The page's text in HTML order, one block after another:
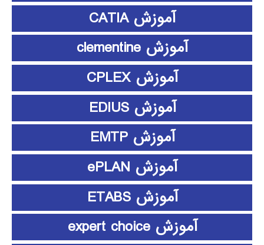
آموزش CATIA
آموزش clementine
آموزش CPLEX
آموزش EDIUS
آموزش EMTP
آموزش ePLAN
آموزش ETABS
آموزش expert choice